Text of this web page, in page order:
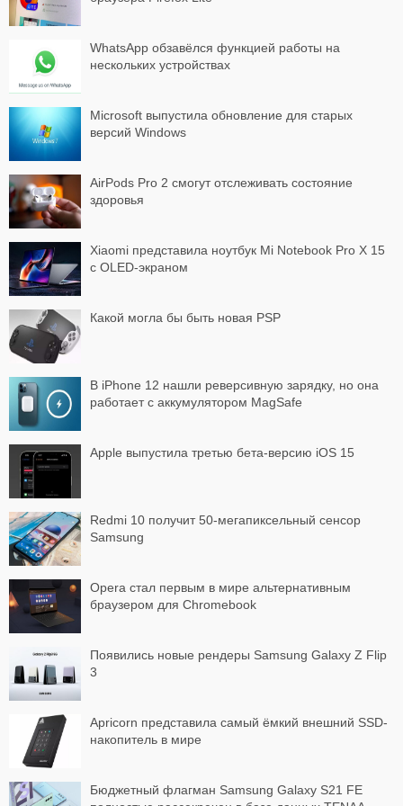
WhatsApp обзавёлся функцией работы на
нескольких устройствах
Microsoft выпустила обновление для старых
версий Windows
AirPods Pro 2 смогут отслеживать состояние
здоровья
Xiaomi представила ноутбук Mi Notebook Pro X 15
с OLED-экраном
Какой могла бы быть новая PSP
В iPhone 12 нашли реверсивную зарядку, но она
работает с аккумулятором MagSafe
Apple выпустила третью бета-версию iOS 15
Redmi 10 получит 50-мегапиксельный сенсор
Samsung
Opera стал первым в мире альтернативным
браузером для Chromebook
Появились новые рендеры Samsung Galaxy Z Flip
3
Apricorn представила самый ёмкий внешний SSD-
накопитель в мире
Бюджетный флагман Samsung Galaxy S21 FE